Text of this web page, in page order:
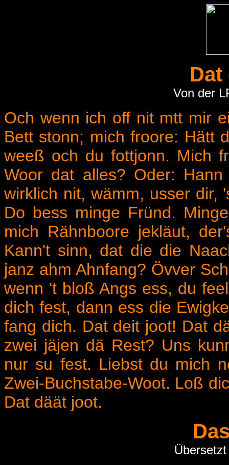
Dat
Von der
Och wenn ich off nit mtt mir
Bett stonn; mich froore: Hätt
weeß och du fottjonn. Mich
Woor dat alles? Oder:
wirklich nit, wämm, usser dir,
Do bess minge Fründ.
mich Rähnboore jekläut,
Kann't sinn, dat die die
janz ahm Ahnfang? Övver
wenn 't bloß Angs ess, du
dich fest, dann ess die
fang dich. Dat deit joot! Dat
zwei jäjen dä Rest? Uns
nur su fest. Liebst du mich
Zwei-Buchstabe-Woot. Loß
Dat däät joot.